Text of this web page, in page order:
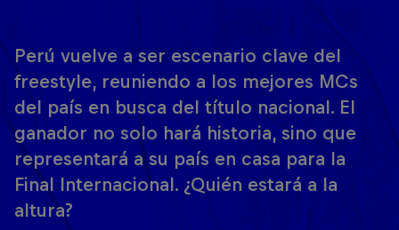
Perú vuelve a ser escenario clave del
freestyle, reuniendo a los mejores MCs
del país en busca del título nacional. El
ganador no solo hará historia, sino que
representará a su país en casa para la
Final Internacional. ¿Quién estará a la
altura?